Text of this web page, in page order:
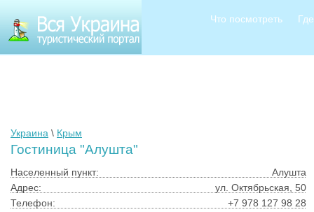
Что посмотреть
Украина \ Крым
Гостиница "Алушта"
Населенный пункт:
Алушта
Адрес:
ул. Октябрьская, 50
Телефон:
+7 978 127 98 28